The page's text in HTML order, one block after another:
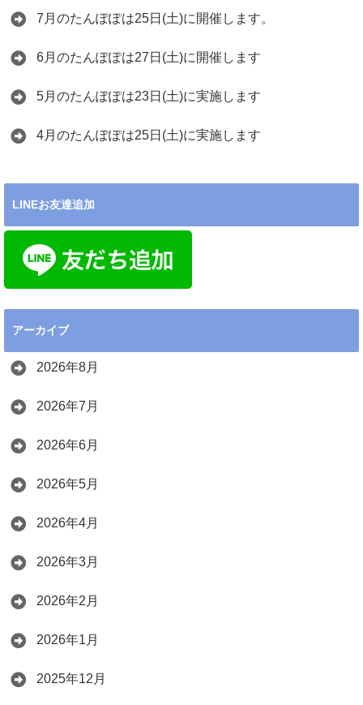
7月のたんぽぽは25日(土)に開催します。
6月のたんぽぽは27日(土)に開催します
5月のたんぽぽは23日(土)に実施します
4月のたんぽぽは25日(土)に実施します
LINEお友達追加
アーカイブ
2026年8月
2026年7月
2026年6月
2026年5月
2026年4月
2026年3月
2026年2月
2026年1月
2025年12月